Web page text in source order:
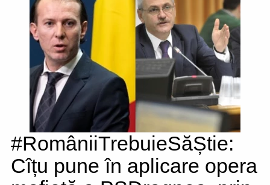
#RomâniiTrebuieSăȘtie:
Cîțu pune în aplicare opera